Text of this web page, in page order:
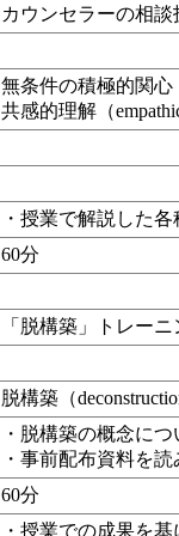
カウンセラーの相
無条件の積極的関心
共感的理解（
・授業で解説した
60分
「脱構築」トレー
脱構築（
・脱構築の概念に
・事前配布資料を読
60分
・授業での成果を